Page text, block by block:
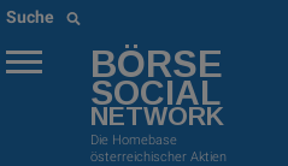
Suche
BÖRSE
SOCIAL
NETWORK
Die Homebase
österreichischer Aktien